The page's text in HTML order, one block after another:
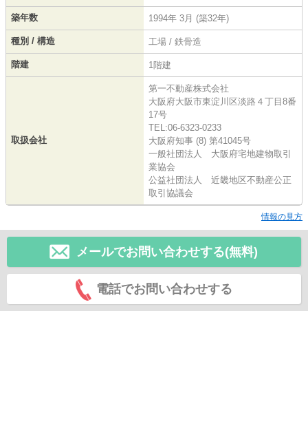
築年数 1994年 3月 (築32年)
種別 / 構造 工場 / 鉄骨造
階建 1階建
取扱会社
第一不動産株式会社
大阪府大阪市東淀川区淡路４丁目8番
17号
TEL:06-6323-0233
大阪府知事 (8) 第41045号
一般社団法人 大阪府宅地建物取引
業協会
公益社団法人 近畿地区不動産公正
取引協議会
情報の見方
メールでお問い合わせする(無料)
電話でお問い合わせする